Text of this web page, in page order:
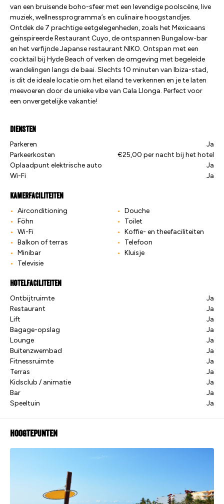
van een bruisende boho-sfeer met een levendige poolscène, live
muziek, wellnessprogramma’s en culinaire hoogstandjes.
Ontdek de 7 prachtige eetgelegenheden, zoals het Mexicaans
geïnspireerde Restaurant Cuyo, de ontspannen Bungalow-bar
en het verfijnde Japanse restaurant NIKO. Ontspan met een
cocktail bij Hyde Beach of verken de omgeving met begeleide
wandelingen langs de baai. Slechts 10 minuten van Ibiza-stad,
is dit de ideale locatie om het eiland te verkennen en je te laten
meevoeren door de unieke vibe van Cala Llonga. Perfect voor
een onvergetelijke vakantie!
Diensten
Parkeren
Ja
Parkeerkosten
€25,00 per nacht bij het hotel
Oplaadpunt elektrische auto
Ja
Wi-Fi
Ja
Kamerfaciliteiten
Airconditioning
Douche
Föhn
Toilet
Wi-Fi
Koffie- en theefaciliteiten
Balkon of terras
Telefoon
Minibar
Kluisje
Televisie
Hotelfaciliteiten
Ontbijtruimte
Ja
Restaurant
Ja
Lift
Ja
Bagage-opslag
Ja
Lounge
Ja
Buitenzwembad
Ja
Fitnessruimte
Ja
Terras
Ja
Kidsclub / animatie
Ja
Bar
Ja
Speeltuin
Ja
Hoogtepunten